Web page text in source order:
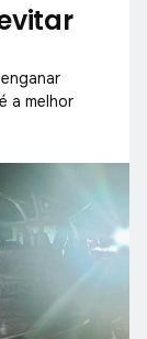
a melhor